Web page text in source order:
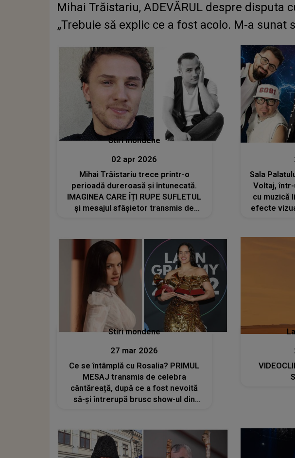
Mihai Trăistariu, ADEVĂRUL despre disputa
„Trebuie să explic ce a fost acolo. M-a sunat
Stiri mondene
02 apr 2026
Mihai Trăistariu trece printr-o
perioadă dureroasă și întunecată.
IMAGINEA CARE ÎȚI RUPE SUFLETUL
și mesajul sfâșietor transmis de
Sala
Voltaj, într-
cu muzică
efecte
de
Stiri mondene
27 mar 2026
Ce se întâmplă cu Rosalia? PRIMUL
MESAJ transmis de celebra
cântăreață, după ce a fost nevoită
să-și întrerupă brusc show-ul din
pentru toată dragostea și
înțelegerea”